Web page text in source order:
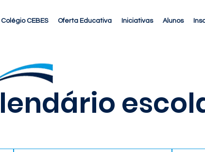
Colégio CEBES Oferta Educativa Iniciativas Alunos